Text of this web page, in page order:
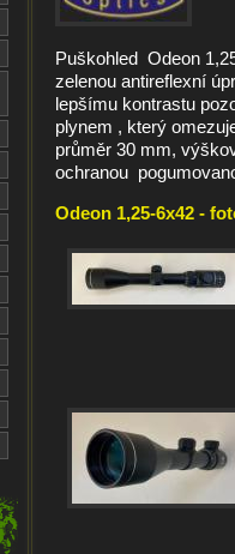
Puškohled Odeon
zelenou antireflexní
lepšímu kontrastu
plynem , který
průměr 30 mm,
ochranou
Odeon 1,25-6x42 -